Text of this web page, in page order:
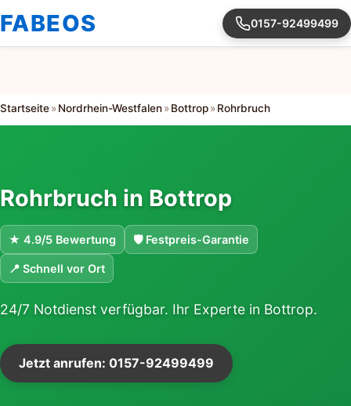
FABEOS 0157-92499499
Startseite» Nordrhein-Westfalen» Bottrop» Rohrbruch
Rohrbruch in Bottrop
★ 4.9/5 Bewertung 🛡 Festpreis-Garantie
📍 Schnell vor Ort
24/7 Notdienst verfügbar. Ihr Experte in Bottrop.
Jetzt anrufen: 0157-92499499